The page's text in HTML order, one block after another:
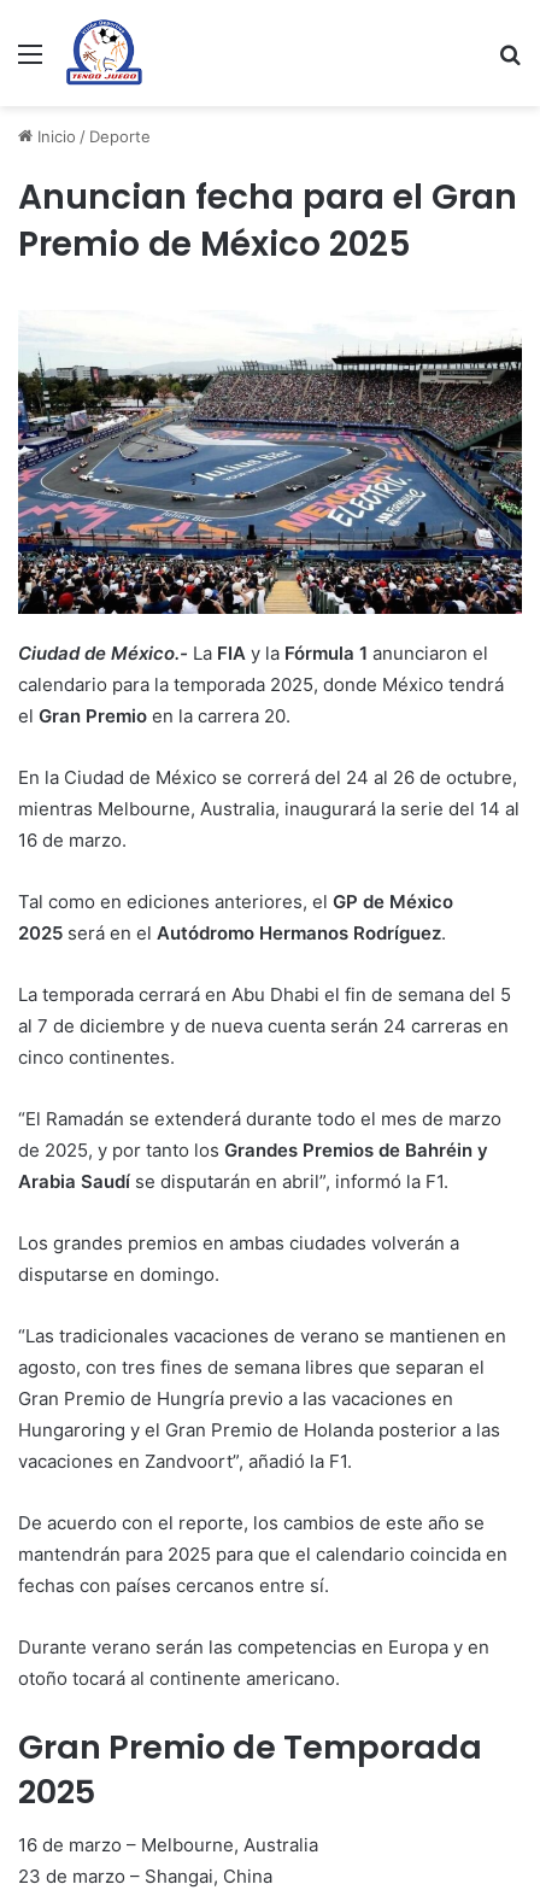
Menu
Inicio / Deporte
Anuncian fecha para el Gran
Premio de México 2025
Ciudad de México.- La FIA y la Fórmula 1 anunciaron el
calendario para la temporada 2025, donde México tendrá
el Gran Premio en la carrera 20.
En la Ciudad de México se correrá del 24 al 26 de octubre,
mientras Melbourne, Australia, inaugurará la serie del 14 al
16 de marzo.
Tal como en ediciones anteriores, el GP de México
2025 será en el Autódromo Hermanos Rodríguez.
La temporada cerrará en Abu Dhabi el fin de semana del 5
al 7 de diciembre y de nueva cuenta serán 24 carreras en
cinco continentes.
“El Ramadán se extenderá durante todo el mes de marzo
de 2025, y por tanto los Grandes Premios de Bahréin y
Arabia Saudí se disputarán en abril”, informó la F1.
Los grandes premios en ambas ciudades volverán a
disputarse en domingo.
“Las tradicionales vacaciones de verano se mantienen en
agosto, con tres fines de semana libres que separan el
Gran Premio de Hungría previo a las vacaciones en
Hungaroring y el Gran Premio de Holanda posterior a las
vacaciones en Zandvoort”, añadió la F1.
De acuerdo con el reporte, los cambios de este año se
mantendrán para 2025 para que el calendario coincida en
fechas con países cercanos entre sí.
Durante verano serán las competencias en Europa y en
otoño tocará al continente americano.
Gran Premio de Temporada
2025
16 de marzo – Melbourne, Australia
23 de marzo – Shangai, China